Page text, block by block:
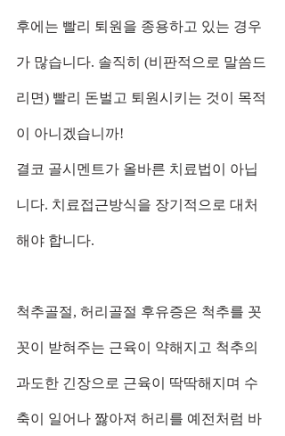
후에는 빨리 퇴원을 종용하고 있는 경우
가 많습니다. 솔직히 (비판적으로 말씀드
리면) 빨리 돈벌고 퇴원시키는 것이 목적
이 아니겠습니까!
결코 골시멘트가 올바른 치료법이 아닙
니다. 치료접근방식을 장기적으로 대처
해야 합니다.
척추골절, 허리골절 후유증은 척추를 꼿
꼿이 받혀주는 근육이 약해지고 척추의
과도한 긴장으로 근육이 딱딱해지며 수
축이 일어나 짫아져 허리를 예전처럼 바